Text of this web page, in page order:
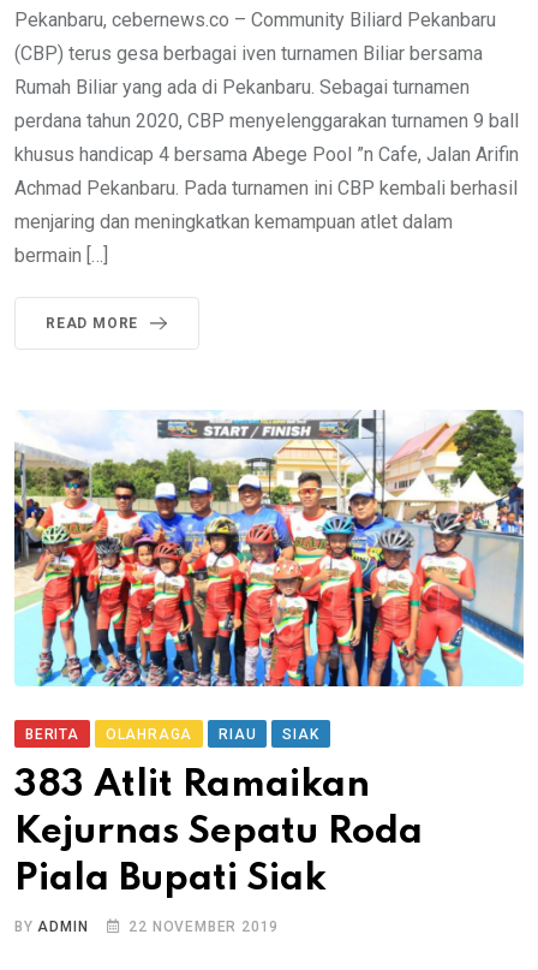
Pekanbaru, cebernews.co – Community Biliard Pekanbaru
(CBP) terus gesa berbagai iven turnamen Biliar bersama
Rumah Biliar yang ada di Pekanbaru. Sebagai turnamen
perdana tahun 2020, CBP menyelenggarakan turnamen 9 ball
khusus handicap 4 bersama Abege Pool ”n Cafe, Jalan Arifin
Achmad Pekanbaru. Pada turnamen ini CBP kembali berhasil
menjaring dan meningkatkan kemampuan atlet dalam
bermain […]
READ MORE
BERITA OLAHRAGA RIAU SIAK
383 Atlit Ramaikan
Kejurnas Sepatu Roda
Piala Bupati Siak
BY ADMIN 22 NOVEMBER 2019